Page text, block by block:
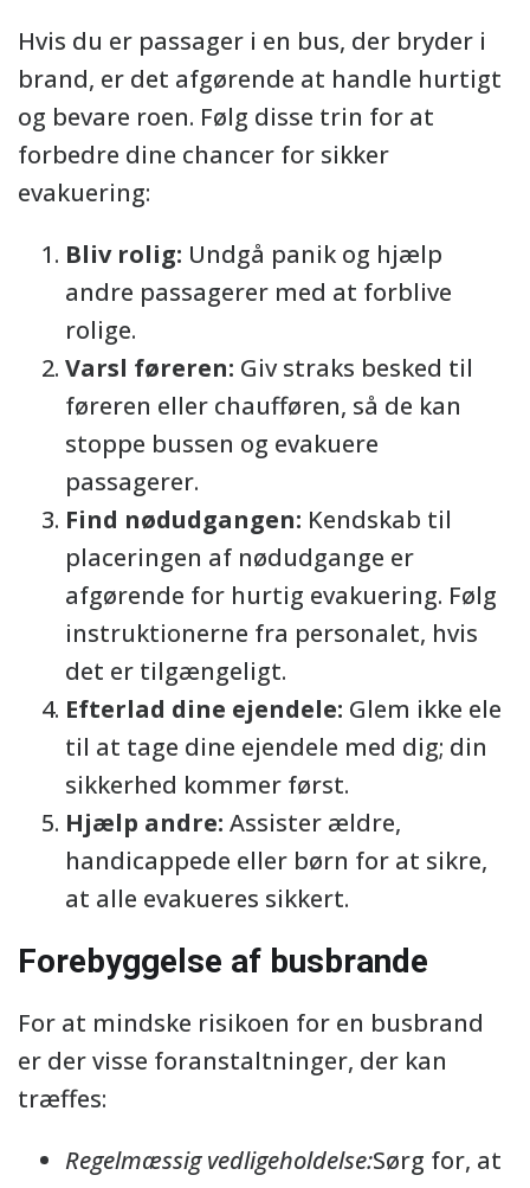
Hvis du er passager i en bus, der bryder i
brand, er det afgørende at handle hurtigt
og bevare roen. Følg disse trin for at
forbedre dine chancer for sikker
evakuering:
Bliv rolig: Undgå panik og hjælp
andre passagerer med at forblive
rolige.
Varsl føreren: Giv straks besked til
føreren eller chaufføren, så de kan
stoppe bussen og evakuere
passagerer.
Find nødudgangen: Kendskab til
placeringen af nødudgange er
afgørende for hurtig evakuering. Følg
instruktionerne fra personalet, hvis
det er tilgængeligt.
Efterlad dine ejendele: Glem ikke ele
til at tage dine ejendele med dig; din
sikkerhed kommer først.
Hjælp andre: Assister ældre,
handicappede eller børn for at sikre,
at alle evakueres sikkert.
Forebyggelse af busbrande
For at mindske risikoen for en busbrand
er der visse foranstaltninger, der kan
træffes:
Regelmæssig vedligeholdelse:Sørg for, at